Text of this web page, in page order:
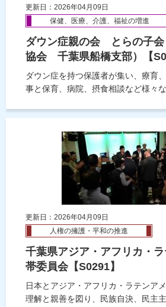
更新日：2026年04月09日
保健、医療、介護、福祉の増進
ダウン症親の会 とらの子会
協会 千葉県船橋支部）【
ダウン症を持つ保護者が集い、療育
事と保育、病院、摂食相談など様々
更新日：2026年04月09日
人権の擁護・平和の推進
千葉県アジア・アフリカ・
帯委員会【S0291】
日本とアジア・アフリカ・ラテンア
理解と親善を図り、民族自決、民主